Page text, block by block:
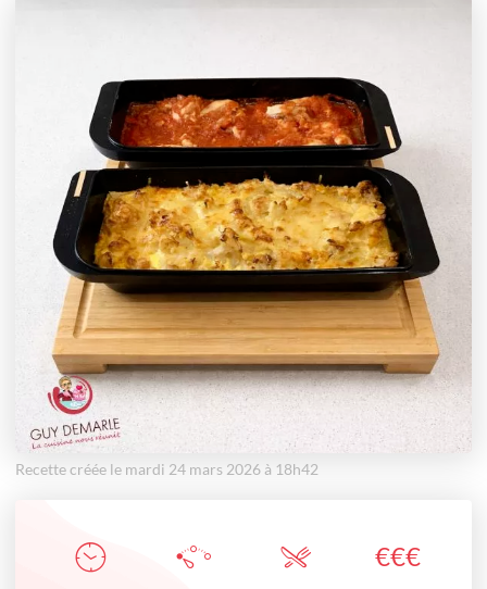
Recette créée le mardi 24 mars 2026 à 18h42
€€€